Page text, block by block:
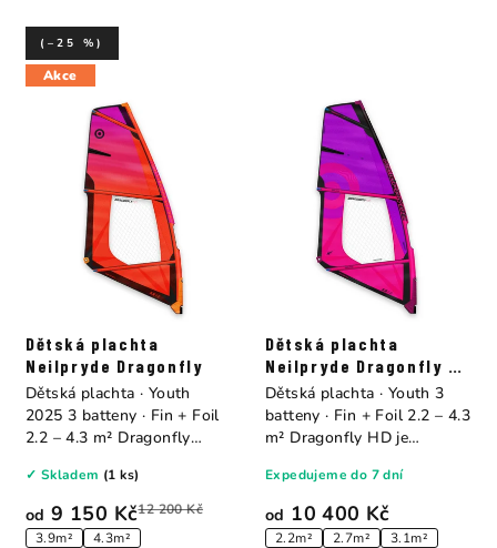
Akce
Dětská plachta
Neilpryde Dragonfly
od 9 150 Kč12 200 Kč
(–25 %)
3.9m² 4.3m²
✓ Skladem (1 ks)
Dětská plachta · Youth
2025 3 batteny · Fin + Foil
2.2 – 4.3 m² Dragonfly
Dětská plachta
Neilpryde Dragonfly HD
Purple/Hot Pink
od 10 400 Kč
2.2m² 2.7m²
3.1m²
Expedujeme do 7 dní
Dětská plachta · Youth 3
batteny · Fin + Foil 2.2 – 4.3
m² Dragonfly HD je